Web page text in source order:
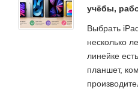
учёбы,
Выбрать
несколько
линейке
планшет,